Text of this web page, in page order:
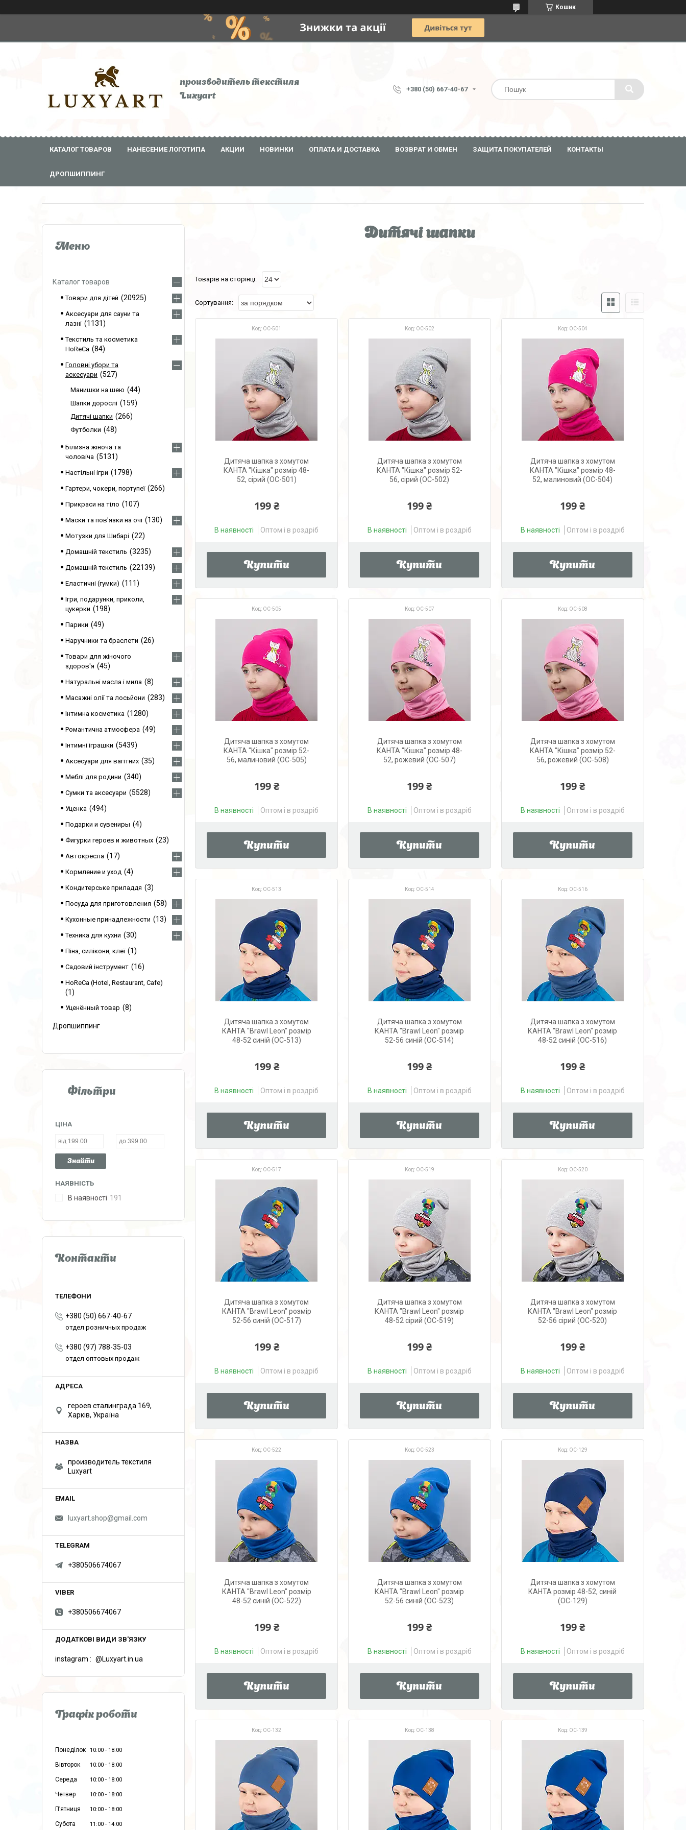
Кошик
производитель текстиля
Luxyart
+380 (50) 667-40-67
КАТАЛОГ ТОВАРОВ НАНЕСЕНИЕ ЛОГОТИПА АКЦИИ НОВИНКИ ОПЛАТА И ДОСТАВКА ВОЗВРАТ И ОБМЕН ЗАЩИТА ПОКУПАТЕЛЕЙ КОНТАКТЫ
ДРОПШИППИНГ
Дитячі шапки
OC-501
Дитяча шапка з хомутом
КАНТА "Кішка" розмір 48-
52, сірий (OC-501)
199 ₴
В наявності Оптом і в роздріб
Купити
OC-502
Дитяча шапка з хомутом
КАНТА "Кішка" розмір 52-
56, сірий (OC-502)
199 ₴
В наявності Оптом і в роздріб
Купити
OC-504
Дитяча шапка з хомутом
КАНТА "Кішка" розмір 48-
52, малиновий (OC-504)
199 ₴
В наявності Оптом і в роздріб
Купити
OC-505
Дитяча шапка з хомутом
КАНТА "Кішка" розмір 52-
56, малиновий (OC-505)
199 ₴
В наявності Оптом і в роздріб
Купити
OC-507
Дитяча шапка з хомутом
КАНТА "Кішка" розмір 48-
52, рожевий (OC-507)
199 ₴
В наявності Оптом і в роздріб
Купити
OC-508
Дитяча шапка з хомутом
КАНТА "Кішка" розмір 52-
56, рожевий (OC-508)
199 ₴
В наявності Оптом і в роздріб
Купити
OC-513
Дитяча шапка з хомутом
КАНТА "Brawl Leon" розмір
48-52 синій (OC-513)
199 ₴
В наявності Оптом і в роздріб
Купити
OC-514
Дитяча шапка з хомутом
КАНТА "Brawl Leon" розмір
52-56 синій (OC-514)
199 ₴
В наявності Оптом і в роздріб
Купити
OC-516
Дитяча шапка з хомутом
КАНТА "Brawl Leon" розмір
48-52 синій (OC-516)
199 ₴
В наявності Оптом і в роздріб
Купити
OC-517
Дитяча шапка з хомутом
КАНТА "Brawl Leon" розмір
52-56 синій (OC-517)
199 ₴
В наявності Оптом і в роздріб
Купити
OC-519
Дитяча шапка з хомутом
КАНТА "Brawl Leon" розмір
48-52 сірий (OC-519)
199 ₴
В наявності Оптом і в роздріб
Купити
OC-520
Дитяча шапка з хомутом
КАНТА "Brawl Leon" розмір
52-56 сірий (OC-520)
199 ₴
В наявності Оптом і в роздріб
Купити
OC-522
Дитяча шапка з хомутом
КАНТА "Brawl Leon" розмір
48-52 синій (OC-522)
199 ₴
В наявності Оптом і в роздріб
Купити
OC-523
Дитяча шапка з хомутом
КАНТА "Brawl Leon" розмір
52-56 синій (OC-523)
199 ₴
В наявності Оптом і в роздріб
Купити
OC-129
Дитяча шапка з хомутом
КАНТА розмір 48-52, синій
(OC-129)
199 ₴
В наявності Оптом і в роздріб
Купити
OC-132 OC-138 OC-139
Каталог товаров
Товари для дітей 20925
Аксесуари для сауни та
лазні
1131
Текстиль та косметика
HoReCa
84
Головні убори та
аскесуари
527
Манишки на шею 44
Шапки дорослі 159
Дитячі шапки 266
Футболки 48
Білизна жіноча та
чоловіча
5131
Настільні ігри 1798
Гартери, чокери, портупеї 266
Прикраси на тіло 107
Маски та пов'язки на очі 130
Мотузки для Шибарі 22
Домашній текстиль 3235
Домашній текстиль 22139
Еластичні (гумки) 111
Ігри, подарунки, приколи,
цукерки
198
Парики 49
Наручники та браслети 26
Товари для жіночого
здоров'я
45
Натуральні масла і мила 8
Масажні олії та лосьйони 283
Інтимна косметика 1280
Романтична атмосфера 49
Інтимні іграшки 5439
Аксесуари для вагітних 35
Меблі для родини 340
Сумки та аксесуари 5528
Уценка 494
Подарки и сувениры 4
Фигурки героев и животных 23
Автокресла 17
Кормление и уход 4
Кондитерське приладдя 3
Посуда для приготовления 58
Кухонные принадлежности 13
Техника для кухни 30
Піна, силікони, клеї 1
Садовий інструмент 16
HoReCa (Hotel, Restaurant, Cafe)
1
Уценённый товар 8
Дропшиппинг
Фільтри
ЦІНА
Знайти
НАЯВНІСТЬ
В наявності 191
Контакти
+380 (50) 667-40-67
отдел розничных продаж
+380 (97) 788-35-03
отдел оптовых продаж
героев сталинграда 169,
Харків, Україна
производитель текстиля
Luxyart
luxyart.shop@gmail.com
+380506674067
+380506674067
instagram @Luxyart.in.ua
Графік роботи
Понеділок 10:00 18:00
Вівторок 10:00 18:00
Середа 10:00 18:00
Четвер 10:00 18:00
Пʼятниця 10:00 18:00
Субота 11:00 14:00